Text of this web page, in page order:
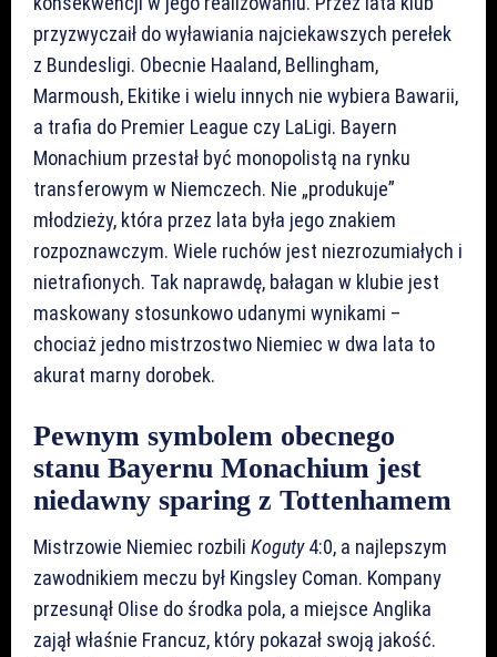
przyzwyczaił do wyławiania najciekawszych perełek
z Bundesligi. Obecnie Haaland, Bellingham,
Marmoush, Ekitike i wielu innych nie wybiera Bawarii,
a trafia do Premier League czy LaLigi. Bayern
Monachium przestał być monopolistą na rynku
transferowym w Niemczech. Nie „produkuje”
młodzieży, która przez lata była jego znakiem
rozpoznawczym. Wiele ruchów jest niezrozumiałych i
nietrafionych. Tak naprawdę, bałagan w klubie jest
maskowany stosunkowo udanymi wynikami –
chociaż jedno mistrzostwo Niemiec w dwa lata to
akurat marny dorobek.
Pewnym symbolem obecnego
stanu Bayernu Monachium jest
niedawny sparing z Tottenhamem
Mistrzowie Niemiec rozbili Koguty4:0, a najlepszym
zawodnikiem meczu był Kingsley Coman. Kompany
przesunął Olise do środka pola, a miejsce Anglika
zajął właśnie Francuz, który pokazał swoją jakość.